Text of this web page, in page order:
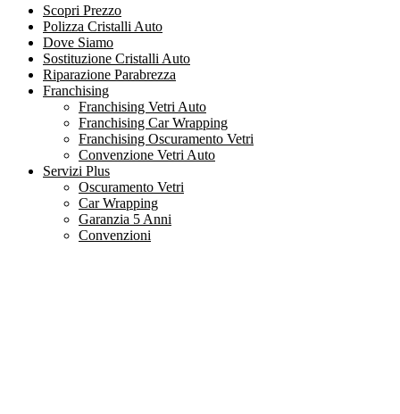
Scopri Prezzo
Polizza Cristalli Auto
Dove Siamo
Sostituzione Cristalli Auto
Riparazione Parabrezza
Franchising
Franchising Vetri Auto
Franchising Car Wrapping
Franchising Oscuramento Vetri
Convenzione Vetri Auto
Servizi Plus
Oscuramento Vetri
Car Wrapping
Garanzia 5 Anni
Convenzioni